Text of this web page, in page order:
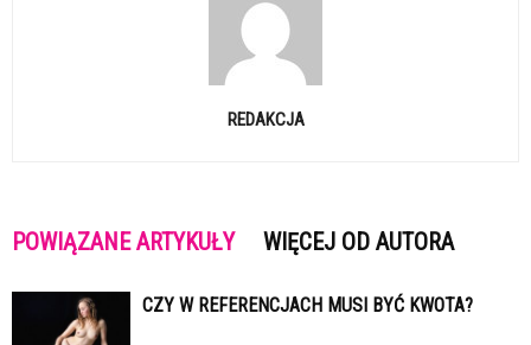
REDAKCJA
POWIĄZANE ARTYKUŁY WIĘCEJ OD AUTORA
CZY W REFERENCJACH MUSI BYĆ KWOTA?